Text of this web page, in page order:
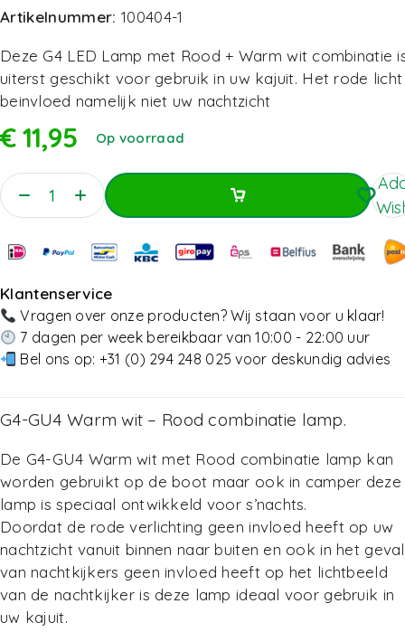
Artikelnummer:100404-1
Deze G4 LED Lamp met Rood + Warm wit combinatie
uiterst geschikt voor gebruik in uw kajuit. Het rode licht
beinvloed namelijk niet uw nachtzicht
€11,95 Op voorraad
Toevoegen Aan Winkelwagen
Klantenservice
Vragen over onze producten? Wij staan voor u klaar!
7 dagen per week bereikbaar van 10:00 - 22:00 uur
Bel ons op: +31 (0) 294 248 025 voor deskundig advies
G4-GU4 Warm wit – Rood combinatie lamp.
De G4-GU4 Warm wit met Rood combinatie lamp kan
worden gebruikt op de boot maar ook in camper deze
lamp is speciaal ontwikkeld voor s’nachts.
Doordat de rode verlichting geen invloed heeft op uw
nachtzicht vanuit binnen naar buiten en ook in het geval
van nachtkijkers geen invloed heeft op het lichtbeeld
van de nachtkijker is deze lamp ideaal voor gebruik in
uw kajuit.